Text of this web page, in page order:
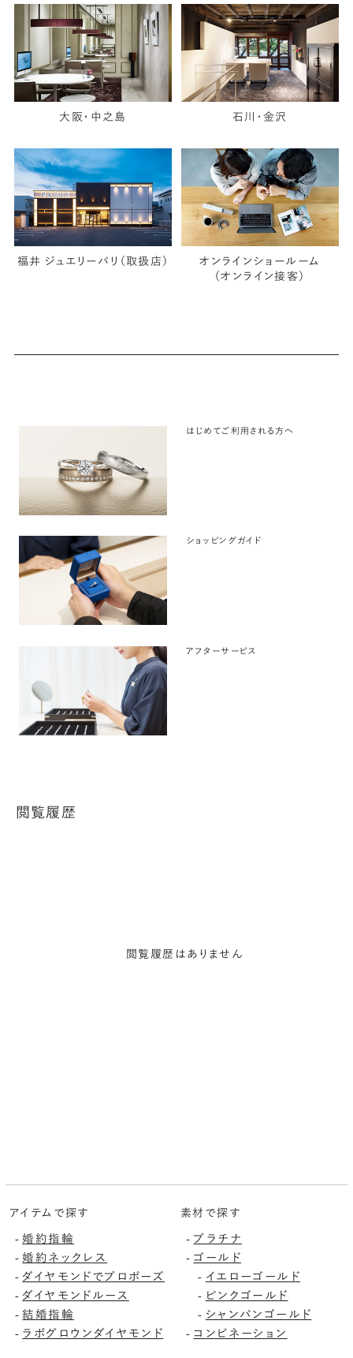
大阪・中之島 石川・金沢
福井 ジュエリーパリ（取扱店）
オンラインショールーム
（オンライン接客）
はじめてご利用される方へ
ショッピングガイド
アフターサービス
閲覧履歴
閲覧履歴はありません
アイテムで探す
-婚約指輪
-婚約ネックレス
-ダイヤモンドでプロポーズ
-ダイヤモンドルース
-結婚指輪
- ラボグロウンダイヤモンド
素材で探す
- プラチナ
- ゴールド
- イエローゴールド
- ピンクゴールド
- シャンパンゴールド
- コンビネーション